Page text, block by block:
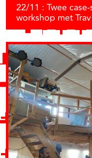
22/11 : Twee
workshop met